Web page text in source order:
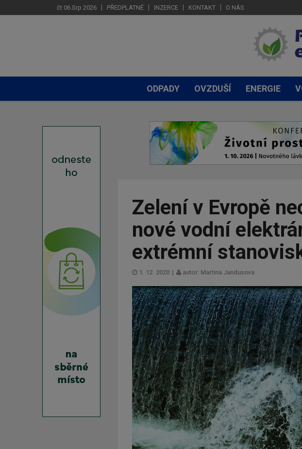
čt 06.Srp 2026 PŘEDPLATNÉ INZERCE KONTAKT O NÁS
ODPADY OVZDUŠÍ ENERGIE
Zelení v Evropě
nové vodní
extrémní
1. 12. 2020 | autor: Martina Jandusova